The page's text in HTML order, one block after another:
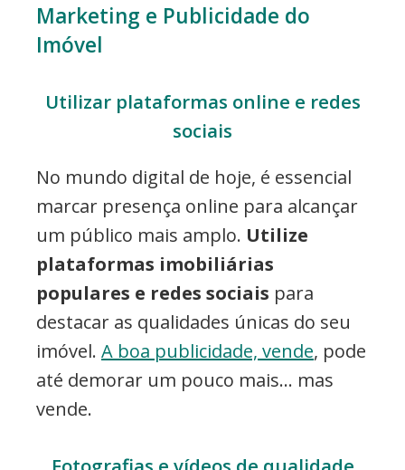
Marketing e Publicidade do
Imóvel
Utilizar plataformas online e redes
sociais
No mundo digital de hoje, é essencial
marcar presença online para alcançar
um público mais amplo. Utilize
plataformas imobiliárias
populares e redes sociais para
destacar as qualidades únicas do seu
imóvel. A boa publicidade, vende, pode
até demorar um pouco mais… mas
vende.